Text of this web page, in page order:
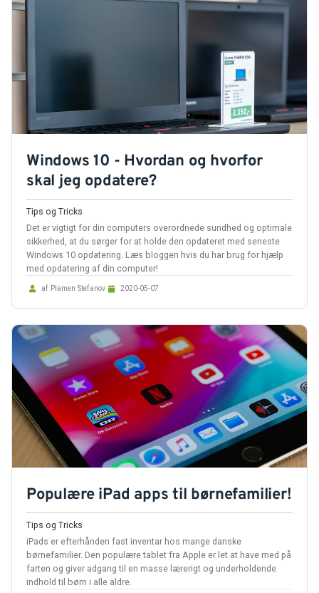
Windows 10 - Hvordan og hvorfor
skal jeg opdatere?
Tips og Tricks
Det er vigtigt for din computers overordnede sundhed og optimale
sikkerhed, at du sørger for at holde den opdateret med seneste
Windows 10 opdatering. Læs bloggen hvis du har brug for hjælp
med opdatering af din computer!
af Plamen Stefanov 2020-05-07
Populære iPad apps til børnefamilier!
Tips og Tricks
iPads er efterhånden fast inventar hos mange danske
børnefamilier. Den populære tablet fra Apple er let at have med på
farten og giver adgang til en masse lærerigt og underholdende
indhold til børn i alle aldre.